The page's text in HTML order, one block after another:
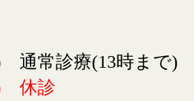
通常診療(13時まで)
) 休診